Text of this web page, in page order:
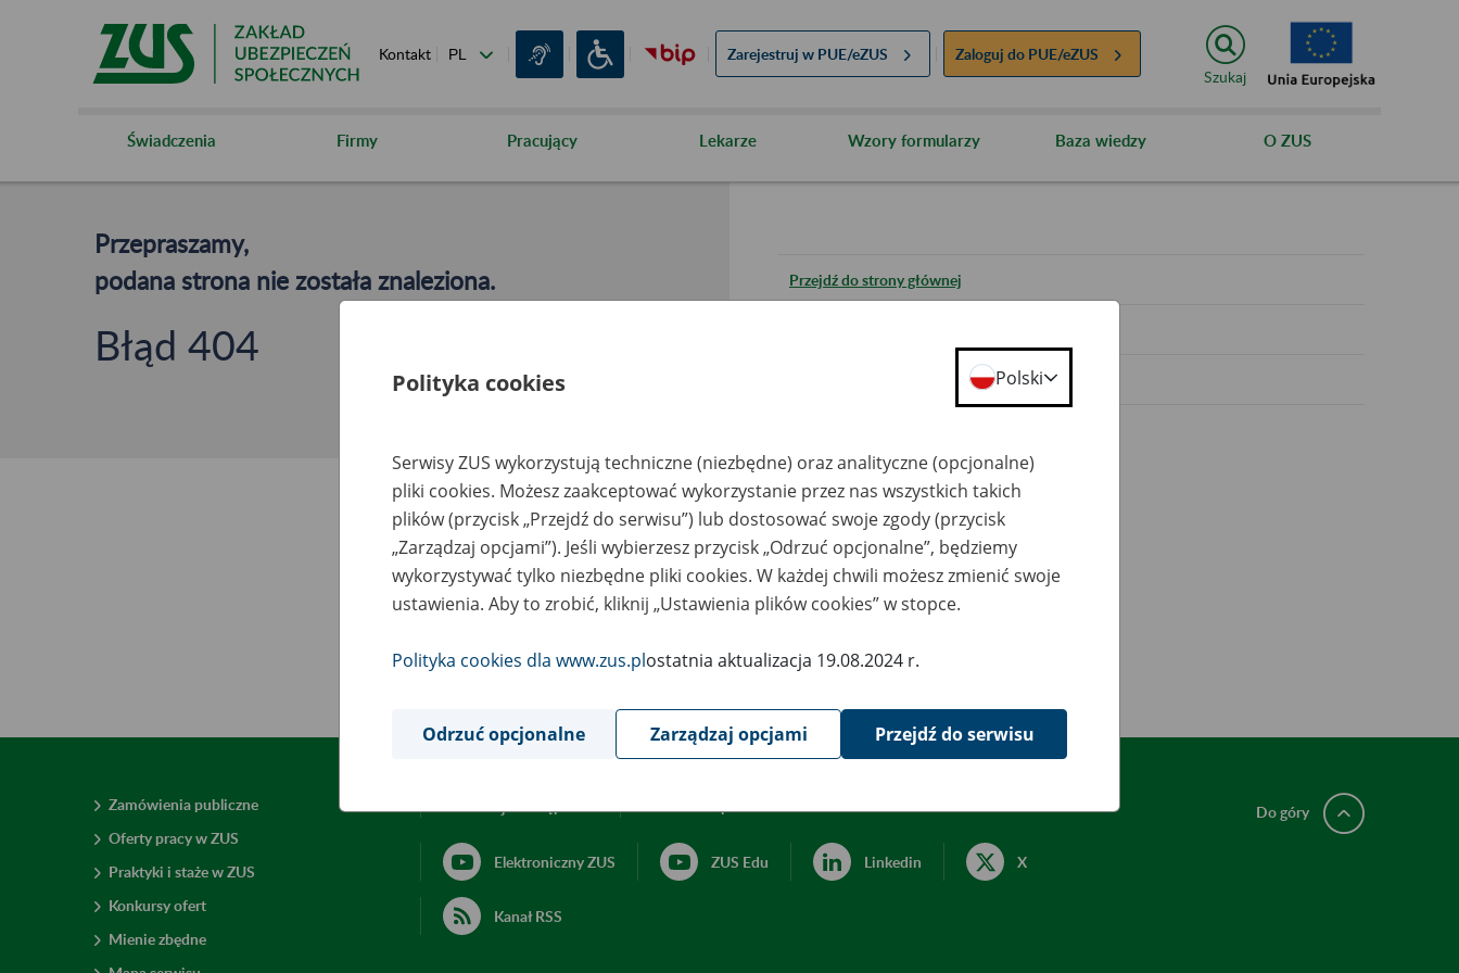
Kontakt Zarejestruj w PUE/eZUS Zaloguj do PUE/eZUS
Szukaj
Świadczenia Firmy Pracujący Lekarze Wzory formularzy Baza wiedzy O ZUS
Przepraszamy,
podana strona nie została znaleziona.
Błąd 404
Przejdź do strony głównej
Zamówienia publiczne
Oferty pracy w ZUS
Praktyki i staże w ZUS
Konkursy ofert
Mienie zbędne
Elektroniczny ZUS ZUS Edu Linkedin X
Kanał RSS
Do góry
Polityka cookies Polski
Serwisy ZUS wykorzystują techniczne (niezbędne) oraz analityczne (opcjonalne)
pliki cookies. Możesz zaakceptować wykorzystanie przez nas wszystkich takich
plików (przycisk „Przejdź do serwisu”) lub dostosować swoje zgody (przycisk
„Zarządzaj opcjami”). Jeśli wybierzesz przycisk „Odrzuć opcjonalne”, będziemy
wykorzystywać tylko niezbędne pliki cookies. W każdej chwili możesz zmienić swoje
ustawienia. Aby to zrobić, kliknij „Ustawienia plików cookies” w stopce.
Polityka cookies dla www.zus.plostatnia aktualizacja 19.08.2024 r.
Odrzuć opcjonalne Zarządzaj opcjami Przejdź do serwisu